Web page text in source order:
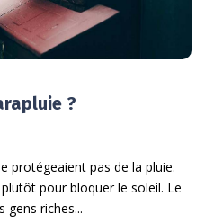
?
protégeaient pas de la pluie.
pour bloquer le soleil. Le
gens riches...